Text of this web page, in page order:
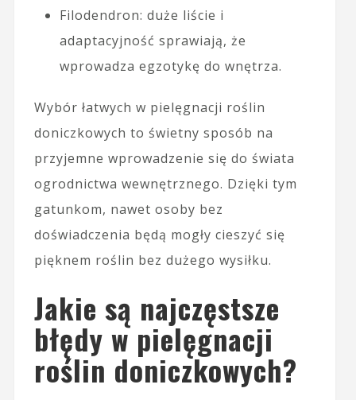
Filodendron: duże liście i
adaptacyjność sprawiają, że
wprowadza egzotykę do wnętrza.
Wybór łatwych w pielęgnacji roślin
doniczkowych to świetny sposób na
przyjemne wprowadzenie się do świata
ogrodnictwa wewnętrznego. Dzięki tym
gatunkom, nawet osoby bez
doświadczenia będą mogły cieszyć się
pięknem roślin bez dużego wysiłku.
Jakie są najczęstsze
błędy w pielęgnacji
roślin doniczkowych?